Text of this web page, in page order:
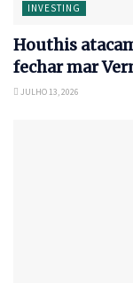
INVESTING
Houthis
fechar mar
JULHO 13, 2026